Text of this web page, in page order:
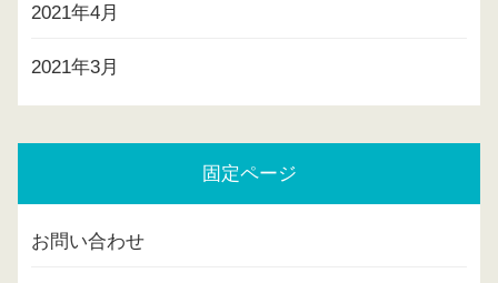
2021年4月
2021年3月
固定ページ
お問い合わせ